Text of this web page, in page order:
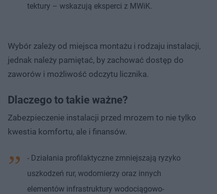
tektury – wskazują eksperci z MWiK.
Wybór zależy od miejsca montażu i rodzaju instalacji,
jednak należy pamiętać, by zachować dostęp do
zaworów i możliwość odczytu licznika.
Dlaczego to takie ważne?
Zabezpieczenie instalacji przed mrozem to nie tylko
kwestia komfortu, ale i finansów.
- Działania profilaktyczne zmniejszają ryzyko
uszkodzeń rur, wodomierzy oraz innych
elementów infrastruktury wodociągowo-